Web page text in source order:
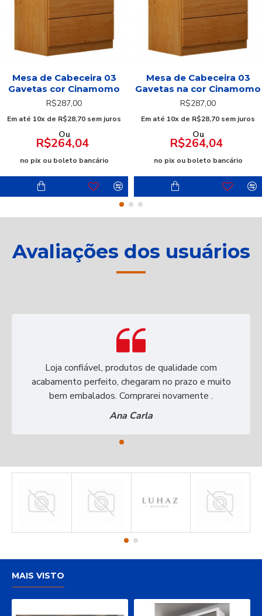
Mesa de Cabeceira 03
Gavetas cor Cinamomo
R$287,00
Em até 10x de R$28,70 sem juros
Ou
R$264,04
no pix ou boleto bancário
Mesa de Cabeceira 03
Gavetas na cor Cinamomo
R$287,00
Em até 10x de R$28,70 sem juros
Ou
R$264,04
no pix ou boleto bancário
Avaliações dos usuários
Loja confiável, produtos de qualidade com
acabamento perfeito, chegaram no prazo e muito
bem embalados. Comprarei novamente .
Ana Carla
MAIS VISTO